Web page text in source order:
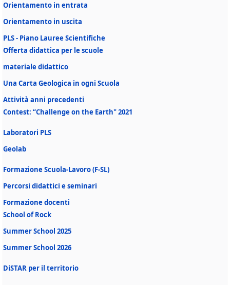
Orientamento in entrata
Orientamento in uscita
PLS - Piano Lauree Scientifiche
Offerta didattica per le scuole
materiale didattico
Una Carta Geologica in ogni Scuola
Attività anni precedenti
Contest: “Challenge on the Earth" 2021
Laboratori PLS
Geolab
Formazione Scuola-Lavoro (F-SL)
Percorsi didattici e seminari
Formazione docenti
School of Rock
Summer School 2025
Summer School 2026
DiSTAR per il territorio